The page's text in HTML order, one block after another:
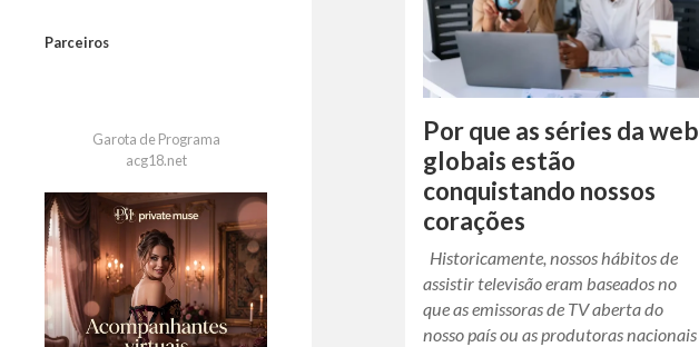
Parceiros
Garota de Programa
acg18.net
Por que as séries da web
globais estão
conquistando nossos
corações
Historicamente, nossos hábitos de
assistir televisão eram baseados no
que as emissoras de TV aberta do
nosso país ou as produtoras nacionais